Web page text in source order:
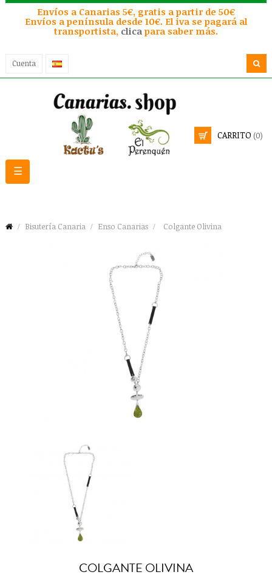
Envíos a Canarias 5€, gratis a partir de 50€
Envíos a península desde 10€. El iva se pagará al
transportista, clica para saber más.
Cuenta
CARRITO (0)
Navegación
de
☰
Bisutería Canaria Enso Canarias Colgante Olivina
COLGANTE OLIVINA